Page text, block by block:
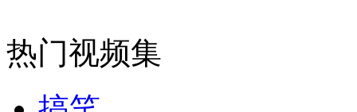
消防员救轻生者 花炮节热闹非凡
热门视频集